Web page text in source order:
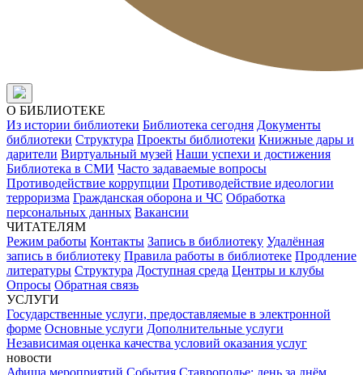
О БИБЛИОТЕКЕ
Из истории библиотеки Библиотека сегодня Документы
библиотеки Структура Проекты библиотеки Книжные дары и
дарители Виртуальный музей Наши успехи и достижения
Библиотека в СМИ Часто задаваемые вопросы
Противодействие коррупции Противодействие идеологии
терроризма Гражданская оборона и ЧС Обработка
персональных данных Вакансии
ЧИТАТЕЛЯМ
Режим работы Контакты Запись в библиотеку Удалённая
запись в библиотеку Правила работы в библиотеке Продление
литературы Структура Доступная среда Центры и клубы
Опросы Обратная связь
УСЛУГИ
Государственные услуги, предоставляемые в электронной
форме Основные услуги Дополнительные услуги
Независимая оценка качества условий оказания услуг
новости
Афиша мероприятий События Ставрополье: день за днём